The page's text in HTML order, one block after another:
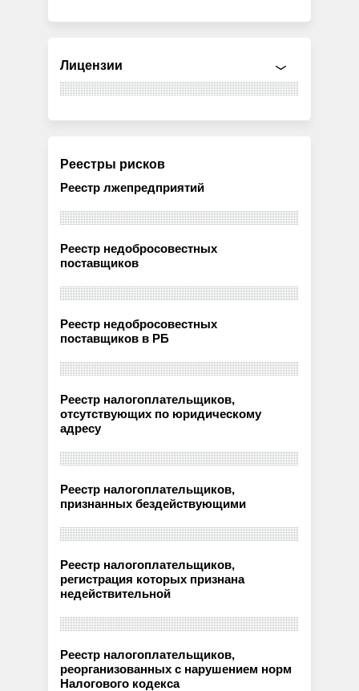
Лицензии
Реестры рисков
Реестр лжепредприятий
Реестр недобросовестных
поставщиков
Реестр недобросовестных
поставщиков в РБ
Реестр налогоплательщиков,
отсутствующих по юридическому
адресу
Реестр налогоплательщиков,
признанных бездействующими
Реестр налогоплательщиков,
регистрация которых признана
недействительной
Реестр налогоплательщиков,
реорганизованных с нарушением норм
Налогового кодекса